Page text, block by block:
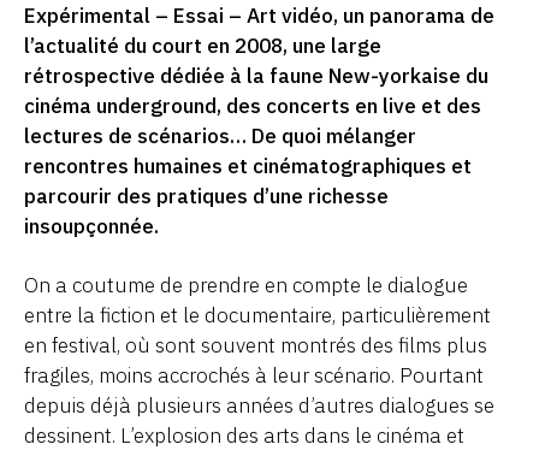
Expérimental – Essai – Art vidéo, un panorama de
l’actualité du court en 2008, une large
rétrospective dédiée à la faune New-yorkaise du
cinéma underground, des concerts en live et des
lectures de scénarios… De quoi mélanger
rencontres humaines et cinématographiques et
parcourir des pratiques d’une richesse
insoupçonnée.
On a coutume de prendre en compte le dialogue
entre la fiction et le documentaire, particulièrement
en festival, où sont souvent montrés des films plus
fragiles, moins accrochés à leur scénario. Pourtant
depuis déjà plusieurs années d’autres dialogues se
dessinent. L’explosion des arts dans le cinéma et